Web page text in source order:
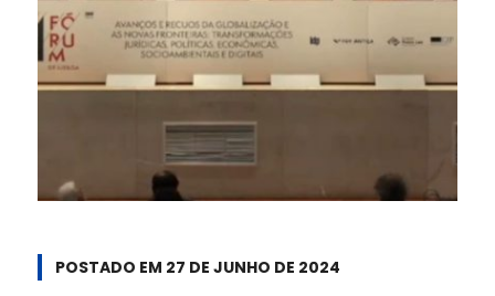
POSTADO EM 27 DE JUNHO DE 2024